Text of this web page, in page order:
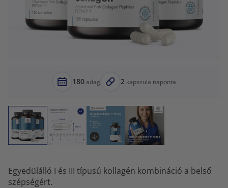
180adag 2 kapszula naponta
Egyedülálló I és III típusú kollagén kombináció a belső
szépségért.